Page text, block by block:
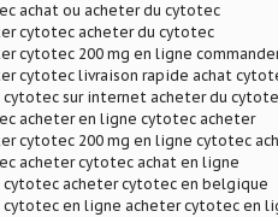
achat ou acheter du cytotec
cytotec acheter du cytotec
cytotec 200 mg en ligne
cytotec livraison rapide achat
cytotec sur internet acheter du
acheter en ligne cytotec acheter
cytotec 200 mg en ligne cytotec
acheter cytotec achat en ligne
cytotec acheter cytotec en belgique
cytotec en ligne acheter cytotec en